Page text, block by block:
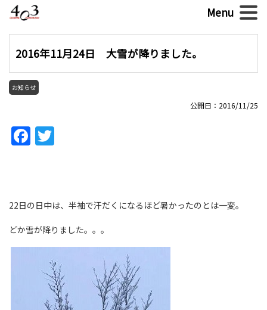
2016年11月24日 大雪が降りました。
お知らせ
公開日：2016/11/25
Facebook
22日の日中は、半袖で汗だくになるほど暑かったのとは一変。
どか雪が降りました。。。